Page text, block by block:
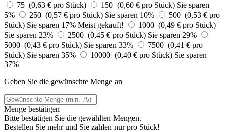
75 (0,63 € pro Stück)
150 (0,60 € pro Stück) Sie sparen
5%
250 (0,57 € pro Stück) Sie sparen 10%
500 (0,53 € pro
Stück) Sie sparen 17% Meist gekauft!
1000 (0,49 € pro Stück)
Sie sparen 23%
2500 (0,45 € pro Stück) Sie sparen 29%
5000 (0,43 € pro Stück) Sie sparen 33%
7500 (0,41 € pro
Stück) Sie sparen 35% 10000 (0,40 € pro Stück) Sie sparen
37%
Geben Sie die gewünschte Menge an
Menge bestätigen
Bitte bestätigen Sie die gewählten Mengen.
Bestellen Sie mehr und Sie zahlen nurpro Stück!